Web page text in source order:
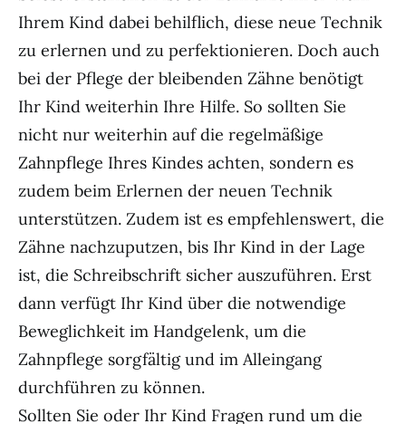
Ihrem Kind dabei behilflich, diese neue Technik
zu erlernen und zu perfektionieren. Doch auch
bei der Pflege der bleibenden Zähne benötigt
Ihr Kind weiterhin Ihre Hilfe. So sollten Sie
nicht nur weiterhin auf die regelmäßige
Zahnpflege Ihres Kindes achten, sondern es
zudem beim Erlernen der neuen Technik
unterstützen. Zudem ist es empfehlenswert, die
Zähne nachzuputzen, bis Ihr Kind in der Lage
ist, die Schreibschrift sicher auszuführen. Erst
dann verfügt Ihr Kind über die notwendige
Beweglichkeit im Handgelenk, um die
Zahnpflege sorgfältig und im Alleingang
durchführen zu können.
Sollten Sie oder Ihr Kind Fragen rund um die